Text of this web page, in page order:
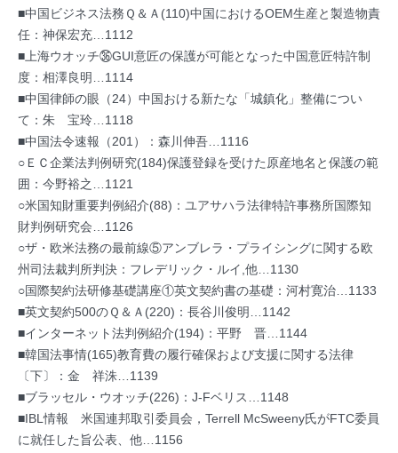
■中国ビジネス法務Ｑ＆Ａ(110)中国におけるOEM生産と製造物責
任：神保宏充…1112
■上海ウオッチ㊱GUI意匠の保護が可能となった中国意匠特許制
度：相澤良明…1114
■中国律師の眼（24）中国おける新たな「城鎮化」整備につい
て：朱 宝玲…1118
■中国法令速報（201）：森川伸吾…1116
○ＥＣ企業法判例研究(184)保護登録を受けた原産地名と保護の範
囲：今野裕之…1121
○米国知財重要判例紹介(88)：ユアサハラ法律特許事務所国際知
財判例研究会…1126
○ザ・欧米法務の最前線⑤アンブレラ・プライシングに関する欧
州司法裁判所判決：フレデリック・ルイ,他…1130
○国際契約法研修基礎講座①英文契約書の基礎：河村寛治…1133
■英文契約500のＱ＆Ａ(220)：長谷川俊明…1142
■インターネット法判例紹介(194)：平野 晋…1144
■韓国法事情(165)教育費の履行確保および支援に関する法律
〔下〕：金 祥洙…1139
■ブラッセル・ウオッチ(226)：J-Fベリス…1148
■IBL情報 米国連邦取引委員会，Terrell McSweeny氏がFTC委員
に就任した旨公表、他…1156